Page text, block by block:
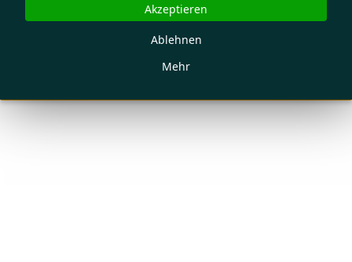
Mehr
Ablehnen
Akzeptieren